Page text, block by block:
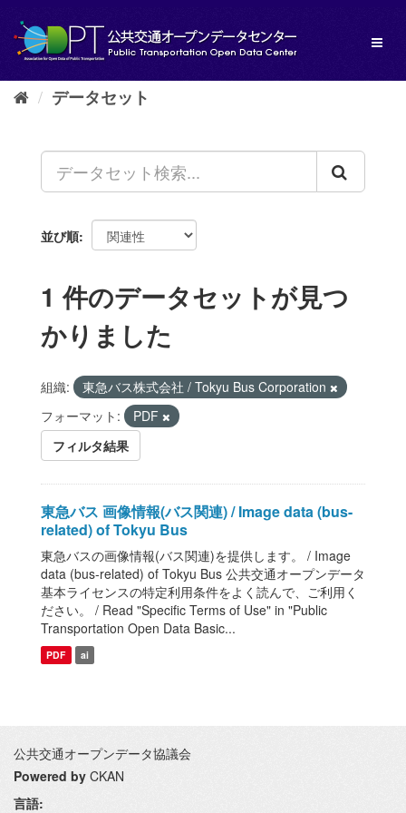
し
データセット
並び順
1 件のデータセットが見つ
かりました
組織:
東急バス株式会社 / Tokyu Bus Corporation
フォーマット:
PDF
フィルタ結果
東急バス 画像情報(バス関連) / Image data (bus-
related) of Tokyu Bus
東急バスの画像情報(バス関連)を提供します。 / Image
data (bus-related) of Tokyu Bus 公共交通オープンデータ
基本ライセンスの特定利用条件をよく読んで、ご利用く
ださい。 / Read "Specific Terms of Use" in "Public
Transportation Open Data Basic...
PDF ai
公共交通オープンデータ協議会
Powered by CKAN
言語